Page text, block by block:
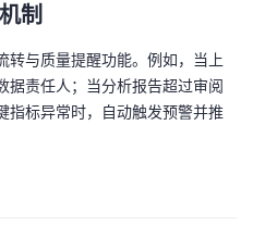
制
转与质量提醒功能。例如，当上
据责任人；当分析报告超过审阅
指标异常时，自动触发预警并推